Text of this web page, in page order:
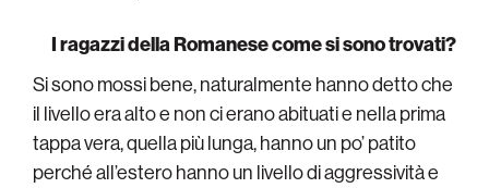
I ragazzi della Romanese come si sono trovati?
Si sono mossi bene, naturalmente hanno detto che
il livello era alto e non ci erano abituati e nella prima
tappa vera, quella più lunga, hanno un po’ patito
perché all’estero hanno un livello di aggressività e